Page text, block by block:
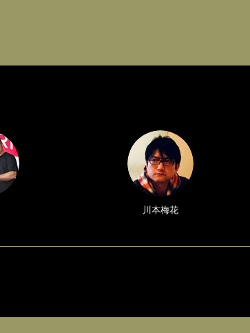
川本梅花